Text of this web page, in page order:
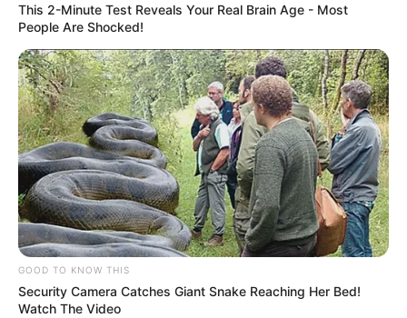
This 2-Minute Test Reveals Your Real Brain Age - Most
People Are Shocked!
GOOD TO KNOW THIS
Security Camera Catches Giant Snake Reaching Her Bed!
Watch The Video